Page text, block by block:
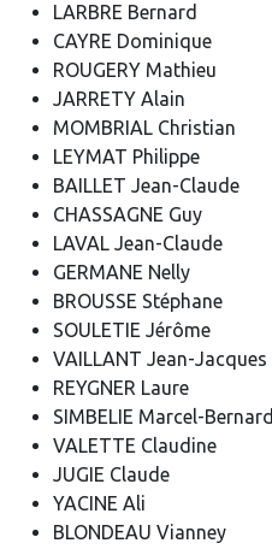
LARBRE Bernard
CAYRE Dominique
ROUGERY Mathieu
JARRETY Alain
MOMBRIAL Christian
LEYMAT Philippe
BAILLET Jean-Claude
CHASSAGNE Guy
LAVAL Jean-Claude
GERMANE Nelly
BROUSSE Stéphane
SOULETIE Jérôme
VAILLANT Jean-Jacques
REYGNER Laure
SIMBELIE Marcel-Bernard
VALETTE Claudine
JUGIE Claude
YACINE Ali
BLONDEAU Vianney